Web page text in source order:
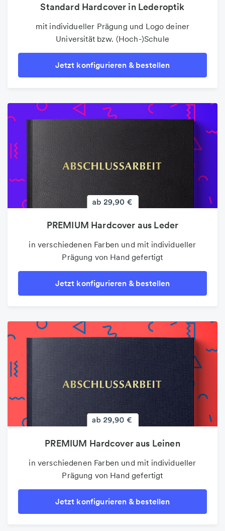
Standard Hardcover in Lederoptik
mit individueller Prägung und Logo deiner
Universität bzw. (Hoch-)Schule
Jetzt konfigurieren & bestellen
PREMIUM Hardcover aus Leder
in verschiedenen Farben und mit individueller
Prägung von Hand gefertigt
Jetzt konfigurieren & bestellen
PREMIUM Hardcover aus Leinen
in verschiedenen Farben und mit individueller
Prägung von Hand gefertigt
Jetzt konfigurieren & bestellen
Flyer
Brillantes und perfektes Druckergebnis in
verschiedenen Sonderformen
Jetzt konfigurieren & bestellen
Folder & Faltblätter
Der beliebte 4-Seiter als Infoblatt oder
Wurfsendung
Jetzt konfigurieren & bestellen
Poster
auf 100g Premium-Markenpapier und bis DIN A3
Jetzt konfigurieren & bestellen